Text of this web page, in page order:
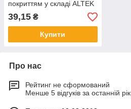
покриттям у складі ALTEK
М10х200
39,15 ₴
Купити
Про нас
Рейтинг не сформований
Менше 5 відгуків за останній рік